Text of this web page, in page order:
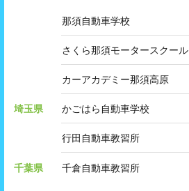
那須自動車学校
さくら那須モータースクール
カーアカデミー那須高原
埼玉県 かごはら自動車学校
行田自動車教習所
千葉県 千倉自動車教習所